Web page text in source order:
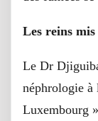
Les reins
Le Dr
néphrologie à
Luxembourg